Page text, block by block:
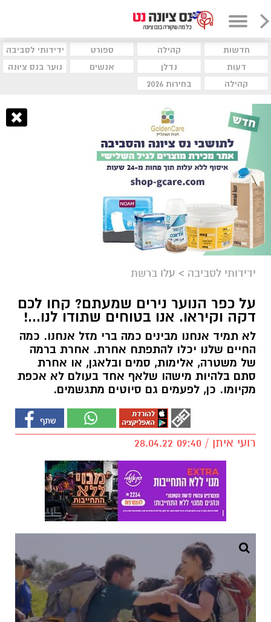
חדשות קהילה ספורט
ידידותי לסביבה
דעות
נדלן אנשים
נוער בנס ציונה
קהילה
בחירות 2026
ידידותי לסביבה > עלו ברשת
על כפר הנוער נירים שמעתם? קחו לכם
דקה וקיראו. אנו בטוחים שתודו לנו...!
לא תמיד אנחנו מבינים כמה ברי מזל אנחנו. כמה
החיים שלנו יכלו להתפתח אחרת. אחרת ברמה
של משטרה, אלימות, סמים ובלאגן, או אחרת
סתם בלהיות מישהו שלאף אחד בעולם לא אכפת
מקיומו. כן, לפעמים גם סיוטים מתגשמים.
רועי איתן / 09:40 28.04.22